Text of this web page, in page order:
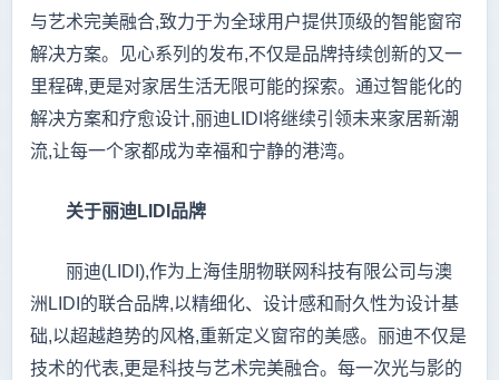
与艺术完美融合,致力于为全球用户提供顶级的智能窗帘
解决方案。见心系列的发布,不仅是品牌持续创新的又一
里程碑,更是对家居生活无限可能的探索。通过智能化的
解决方案和疗愈设计,丽迪LIDI将继续引领未来家居新潮
流,让每一个家都成为幸福和宁静的港湾。
关于丽迪 LIDI 品牌
丽迪(LIDI),作为上海佳朋物联网科技有限公司与澳
洲LIDI的联合品牌,以精细化、设计感和耐久性为设计基
础,以超越趋势的风格,重新定义窗帘的美感。丽迪不仅是
技术的代表,更是科技与艺术完美融合。每一次光与影的